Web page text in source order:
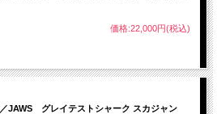
価格:22,000円(税込)
JAWS グレイテストシャーク スカジャン